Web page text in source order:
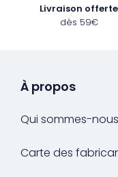
Livraison offerte
dès 59€
À propos
Qui sommes-
Carte des